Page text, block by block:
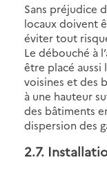
Sans préjudice
locaux doivent
éviter tout
Le débouché à
être placé
voisines et des
à une hauteur
des bâtiments
dispersion des
2.7.